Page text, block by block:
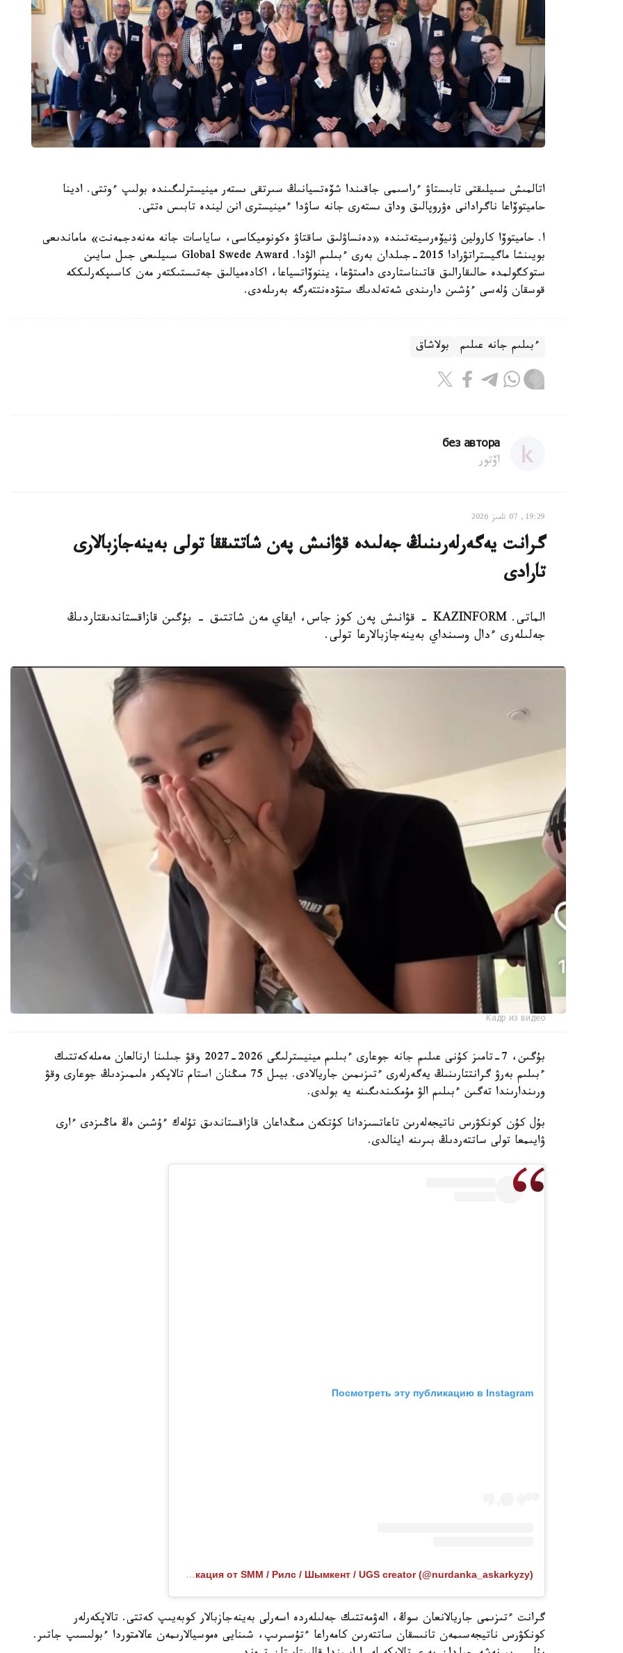
اتالمىش سىيلىقتى تابىستاۋ ءراسىمى جاقىندا شۆەتسيانىڭ سىرتقى ىستەر مينيسترلىگىندە بولىپ ءوتتى. ادينا
حاميتوۆاعا ناگرادانى ەۋروپالىق وداق ىستەرى جانە ساۋدا ءمينيسترى انن ليندە تابىس ەتتى.
ا. حاميتوۆا كارولين ۋنيۆەرسيتەتىندە «دەنساۋلىق ساقتاۋ ەكونوميكاسى، ساياسات جانە مەنەدجمەنت» ماماندىعى
بويىنشا ماگيستراتۋرادا 2015-جىلدان بەرى ءبىلىم الۋدا. Global Swede Award سىيلىعى جىل سايىن
ستوكگولمدە حالىقارالىق قاتىناستاردى دامىتۋعا، يننوۆاتسياعا، اكادەميالىق جەتىستىكتەر مەن كاسىپكەرلىككە
قوسقان ۇلەسى ءۇشىن دارىندى شەتەلدىك ستۋدەنتتەرگە بەرىلەدى.
ءبىلىم جانە عىلىم بولاشاق
без автора
اۆتور
19:29, 07 تامىز 2026
گرانت يەگەرلەرىنىڭ جەلىدە قۋانىش پەن شاتتىققا تولى بەينەجازبالارى
تارادى
الماتى. KAZINFORM - قۋانىش پەن كوز جاس، ايقاي مەن شاتتىق - بۇگىن قازاقستاندىقتاردىڭ
جەلىلەرى ءدال وسىنداي بەينەجازبالارعا تولى.
Кадр из видео
بۇگىن، 7-تامىز كۇنى عىلىم جانە جوعارى ءبىلىم مينيسترلىگى 2026-2027 وقۋ جىلىنا ارنالعان مەملەكەتتىك
ءبىلىم بەرۋ گرانتتارىنىڭ يەگەرلەرى ءتىزىمىن جاريالادى. بيىل 75 مىڭنان استام تالاپكەر ەلىمىزدىڭ جوعارى وقۋ
ورىندارىندا تەگىن ءبىلىم الۋ مۇمكىندىگىنە يە بولدى.
بۇل كۇن كونكۋرس ناتيجەلەرىن تاعاتسىزدانا كۇتكەن مىڭداعان قازاقستاندىق تۇلەك ءۇشىن ەڭ ماڭىزدى ءارى
ۋايىمعا تولى ساتتەردىڭ بىرىنە اينالدى.
Посмотреть эту публикацию в Instagram
Публикация от SMM / Рилс / Шымкент / UGS creator (@nurdanka_askarkyzy)
گرانت ءتىزىمى جاريالانعان سوڭ، الەۋمەتتىك جەلىلەردە اسەرلى بەينەجازبالار كوبەيىپ كەتتى. تالاپكەرلەر
كونكۋرس ناتيجەسىمەن تانىسقان ساتتەرىن كامەراعا ءتۇسىرىپ، شىنايى ەموسيالارىمەن عالامتوردا ءبولىسىپ جاتىر.